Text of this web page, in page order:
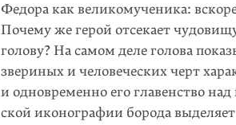
Федора как великомученика:
Почему же герой отсекает
голову? На самом деле голова
звериных и человеческих черт
и одновременно его главенство
ской иконографии борода